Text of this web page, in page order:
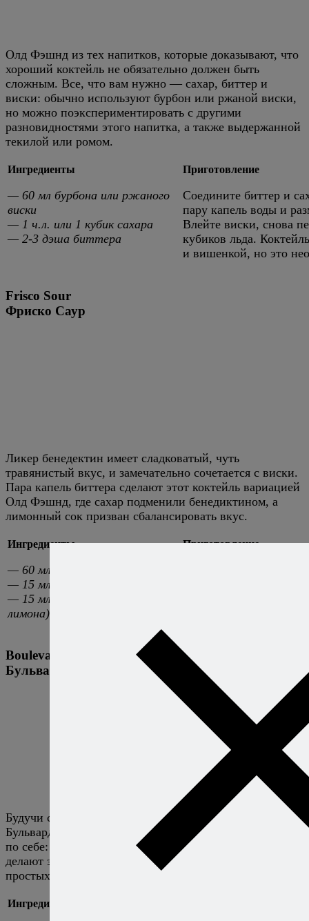
Олд Фэшнд из тех напитков, которые доказывают, что
хороший коктейль не обязательно должен быть
сложным. Все, что вам нужно — сахар, биттер и
виски: обычно используют бурбон или ржаной виски,
но можно поэкспериментировать с другими
разновидностями этого напитка, а также выдержанной
текилой или ромом.
Ингредиенты
— 60 мл бурбона или ржаного
виски
— 1 ч.л. или 1 кубик сахара
— 2-3 дэша биттера
Приготовление
Соедините биттер и
пару капель воды и
Влейте виски, снова
кубиков льда.
и вишенкой, но это
Frisco Sour
Фриско Саур
Ликер бенедектин имеет сладковатый, чуть
травянистый вкус, и замечательно сочетается с виски.
Пара капель биттера сделают этот коктейль вариацией
Олд Фэшнд, где сахар подменили бенедиктином, а
лимонный сок призван сбалансировать вкус.
Ингредиенты
— 60 мл ржаного виски
— 15 мл бенедиктина
— 15 мл сока лимона (от 1
лимона)
Приготовление
Boulevardier
Бульвардье
Будучи самой известной вариацией на тему Негрони,
Бульвардье, тем не менее, заслуживает внимания и сам
по себе: комбинация виски, амаро и сладкого вермута
делают этот коктейль одним из самых вкусных и
простых коктейлей.
Ингредиенты